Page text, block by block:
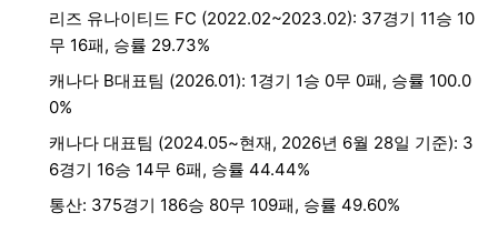
리즈 유나이티드 FC (2022.02~2023.02): 37경기 11승 10
무 16패, 승률 29.73%
캐나다 B대표팀 (2026.01): 1경기 1승 0무 0패, 승률 100.0
0%
캐나다 대표팀 (2024.05~현재, 2026년 6월 28일 기준): 3
6경기 16승 14무 6패, 승률 44.44%
통산: 375경기 186승 80무 109패, 승률 49.60%